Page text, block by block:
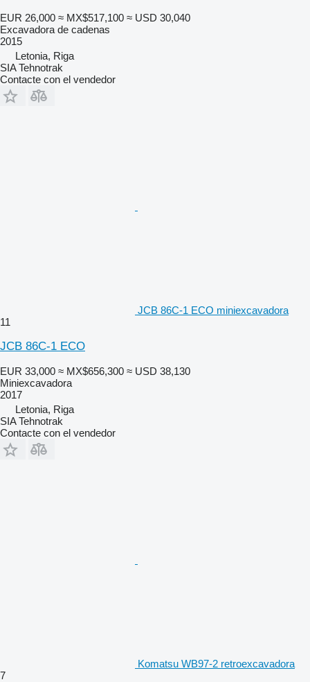
EUR 26,000 ≈ MX$517,100 ≈ USD 30,040
Excavadora de cadenas
2015
Letonia, Riga
SIA Tehnotrak
Contacte con el vendedor
JCB 86C-1 ECO miniexcavadora
11
JCB 86C-1 ECO
EUR 33,000 ≈ MX$656,300 ≈ USD 38,130
Miniexcavadora
2017
Letonia, Riga
SIA Tehnotrak
Contacte con el vendedor
Komatsu WB97-2 retroexcavadora
7